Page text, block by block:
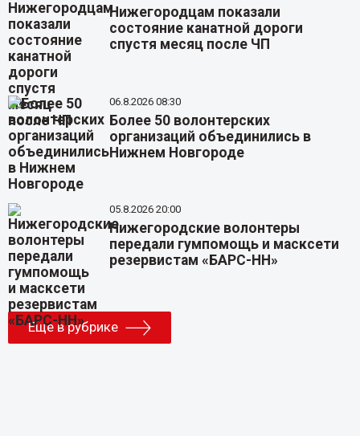
Нижегородцам показали
состояние канатной дороги
спустя месяц после ЧП
06.8.2026 08:30
Более 50 волонтерских
организаций объединились в
Нижнем Новгороде
05.8.2026 20:00
Нижегородские волонтеры
передали гумпомощь и масксети
резервистам «БАРС-НН»
Еще в рубрике